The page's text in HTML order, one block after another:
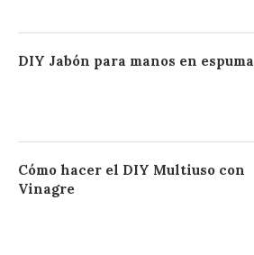
DIY Jabón para manos en espuma
Cómo hacer el DIY Multiuso con
Vinagre